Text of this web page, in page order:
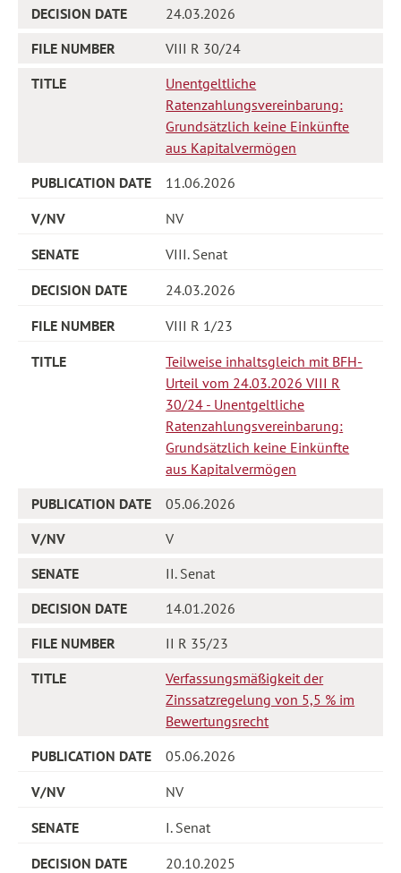
24.03.2026
VIII R 30/24
Unentgeltliche
Ratenzahlungsvereinbarung:
Grundsätzlich keine Einkünfte
aus Kapitalvermögen
11.06.2026
NV
VIII. Senat
24.03.2026
VIII R 1/23
Teilweise inhaltsgleich mit BFH-
Urteil vom 24.03.2026 VIII R
30/24 - Unentgeltliche
Ratenzahlungsvereinbarung:
Grundsätzlich keine Einkünfte
aus Kapitalvermögen
05.06.2026
V
II. Senat
14.01.2026
II R 35/23
Verfassungsmäßigkeit der
Zinssatzregelung von 5,5 % im
Bewertungsrecht
05.06.2026
NV
I. Senat
20.10.2025